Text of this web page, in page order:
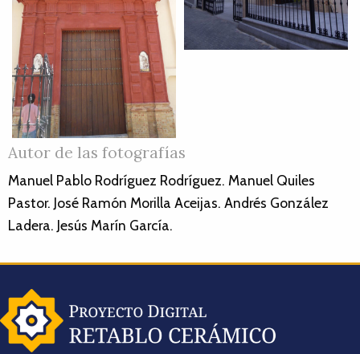
Autor de las fotografías
Manuel Pablo Rodríguez Rodríguez. Manuel Quiles
Pastor. José Ramón Morilla Aceijas. Andrés González
Ladera. Jesús Marín García.